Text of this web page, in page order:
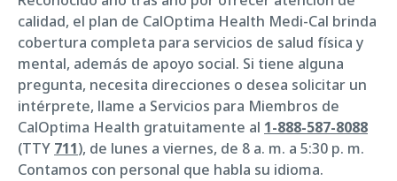
calidad, el plan de CalOptima Health Medi-Cal brinda
cobertura completa para servicios de salud física y
mental, además de apoyo social. Si tiene alguna
pregunta, necesita direcciones o desea solicitar un
intérprete, llame a Servicios para Miembros de
CalOptima Health gratuitamente al 1-888-587-8088
(TTY 711), de lunes a viernes, de 8 a. m. a 5:30 p. m.
Contamos con personal que habla su idioma.